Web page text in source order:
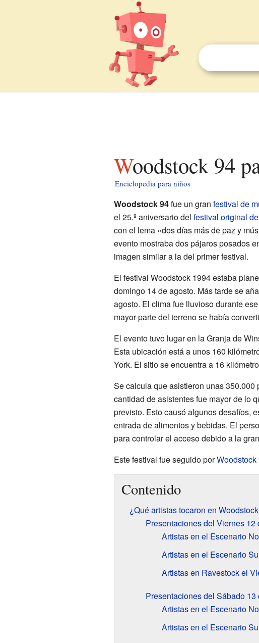
Woodstock 94
Enciclopedia para niños
Woodstock 94fue un gran festival de
el 25.º aniversario del festival original
con el lema «dos días más de paz y
evento mostraba dos pájaros posados
imagen similar a la del primer festival.
El festival Woodstock 1994 estaba
domingo 14 de agosto. Más tarde se
agosto. El clima fue lluvioso durante
mayor parte del terreno se había
El evento tuvo lugar en la Granja de
Esta ubicación está a unos 160
York. El sitio se encuentra a 16
Se calcula que asistieron unas 350.000
cantidad de asistentes fue mayor de lo
previsto. Esto causó algunos desafíos,
entrada de alimentos y bebidas. El
para controlar el acceso debido a la
Este festival fue seguido porWoodstock
Contenido
¿Qué artistas tocaron en
Presentaciones del Viernes 12
Artistas en el Escenario
Artistas en el Escenario
Artistas en Ravestock el
Presentaciones del Sábado 13
Artistas en el Escenario
Artistas en el Escenario